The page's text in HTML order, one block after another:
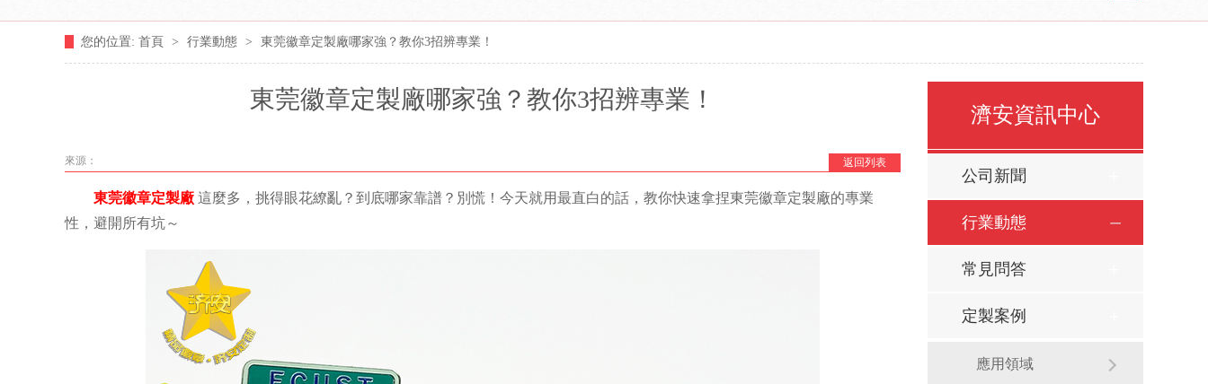
您的位置: 首頁 > 行業動態 > 東莞徽章定製廠哪家強？教你3招辨專業！
東莞徽章定製廠哪家強？教你3招辨專業！
返回列表
來源：
東莞徽章定製廠 這麼多，挑得眼花繚亂？到底哪家靠譜？別慌！今天就用最直白的話，教你快速拿捏東莞徽章定製廠的專業
性，避開所有坑～
濟安資訊中心
公司新聞
行業動態
常見問答
定製案例
應用領域